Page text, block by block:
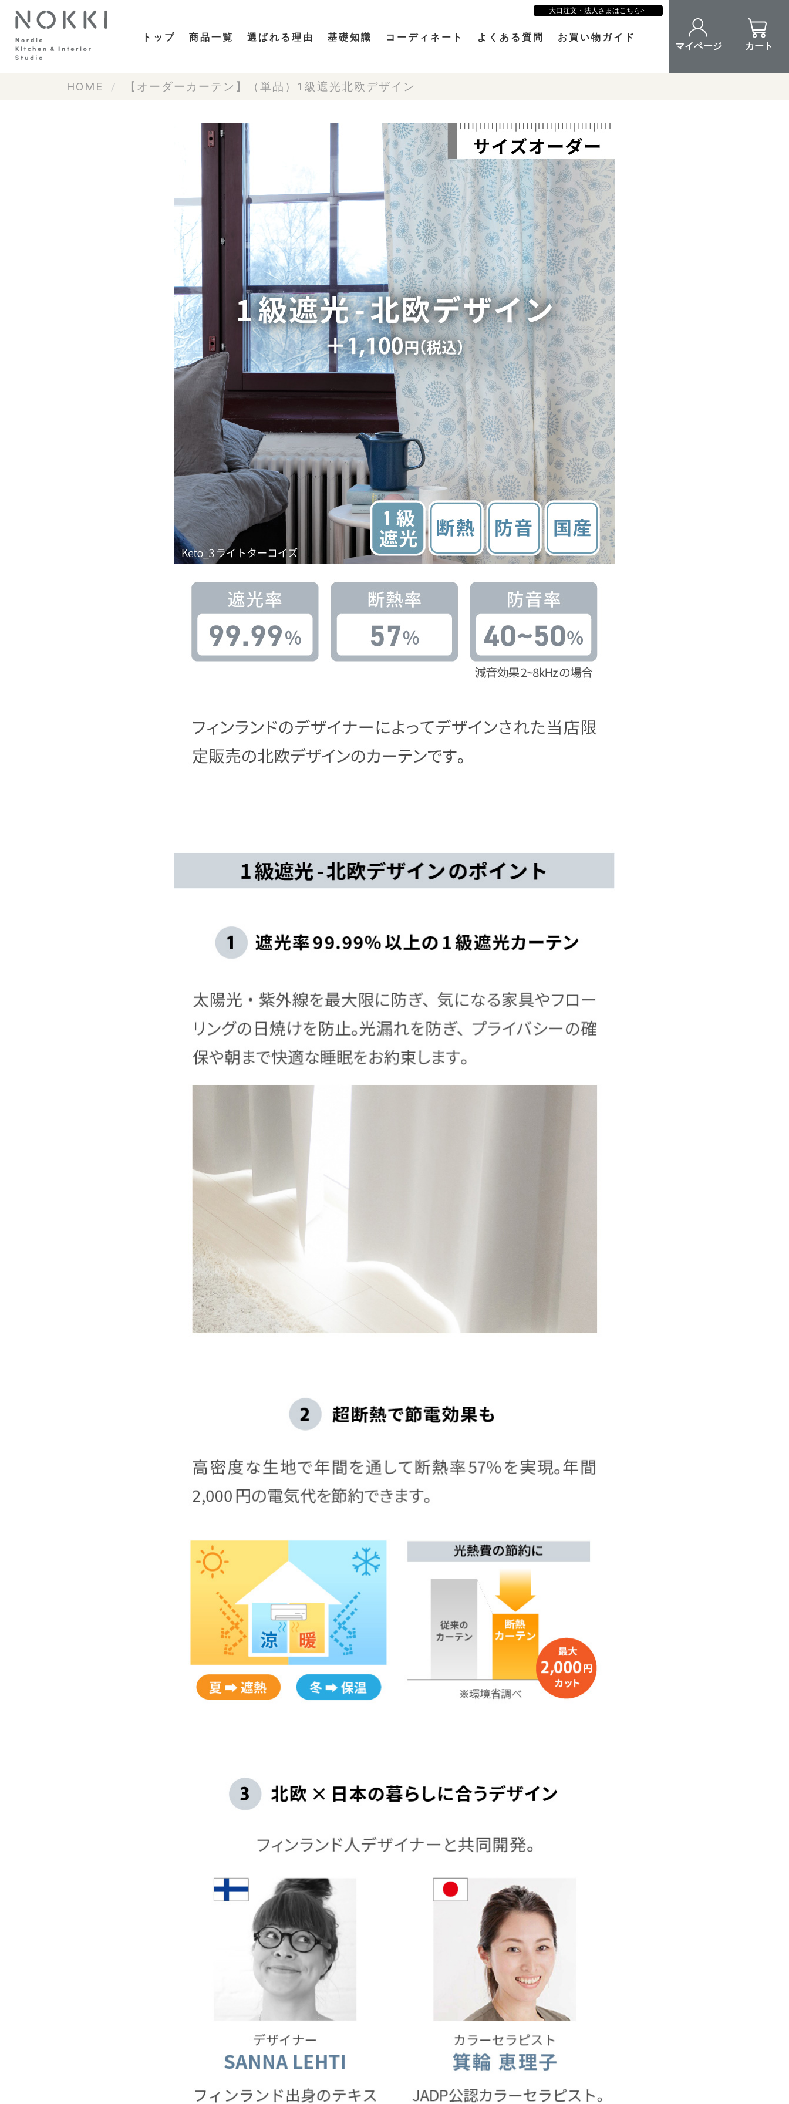
トップ 商品一覧 選ばれる理由 基礎知識 コーディネート よくある質問 お買い物ガイド
大口注文・法人さまはこちら
マイページ カート
HOME 【オーダーカーテン】（単品）1級遮光北欧デザイン